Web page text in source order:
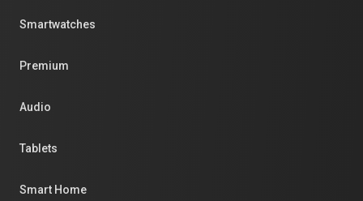
Smartwatches
Premium
Audio
Tablets
Smart Home